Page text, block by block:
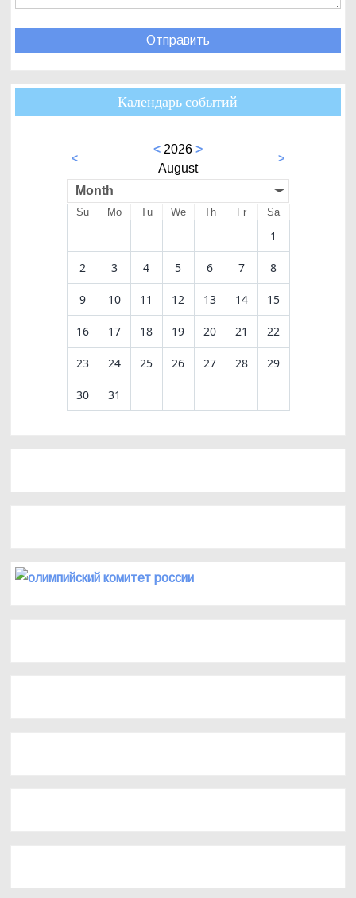
Календарь событий
<
<2026 >
August
>
Month
Su Mo Tu We Th Fr Sa
1
2 3 4 5 6 7 8
9 10 11 12 13 14 15
16 17 18 19 20 21 22
23 24 25 26 27 28 29
30 31